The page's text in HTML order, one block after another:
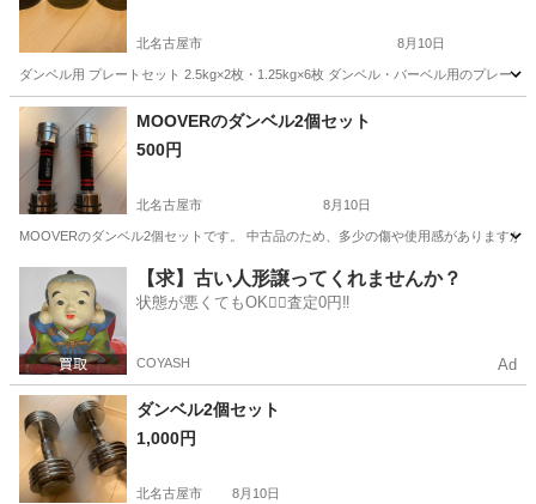
北名古屋市 8月10日
ダンベル用 プレートセット 2.5kg×2枚・1.25kg×6枚 ダンベル・バーベル用のプレー
愛知 北名古屋市 フィットネス、トレーニング
MOOVERのダンベル2個セット
500円
北名古屋市 8月10日
MOOVERのダンベル2個セットです。 中古品のため、多少の傷や使用感がありますが
北名古屋市 フィットネス、トレーニング ダンベル
【求】古い人形譲ってくれませんか？
状態が悪くてもOK🙆‍♀️査定0円‼️
COYASH Ad
ダンベル2個セット
1,000円
北名古屋市 8月10日